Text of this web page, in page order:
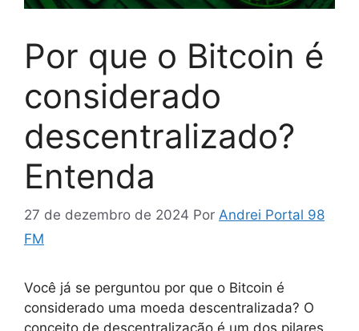
Por que o Bitcoin é
considerado
descentralizado?
Entenda
27 de dezembro de 2024 Por Andrei Portal 98
FM
Você já se perguntou por que o Bitcoin é
considerado uma moeda descentralizada? O